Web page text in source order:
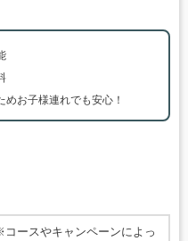
お子様連れでも安心！
コースやキャンペーンによっ